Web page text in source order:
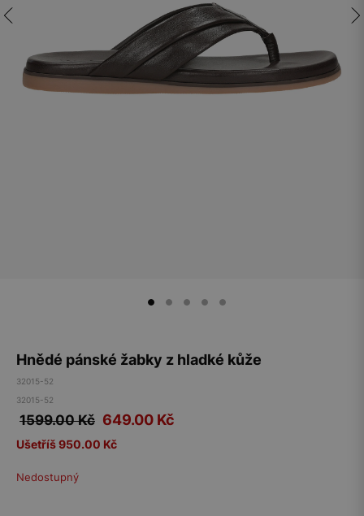
Hnědé pánské žabky z hladké kůže
32015-52
32015-52
1599.00 Kč 649.00 Kč
Ušetříš 950.00 Kč
Nedostupný